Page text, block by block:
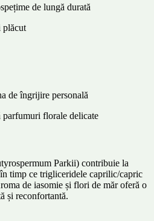
de lungă durată
plăcut
de îngrijire personală
parfumuri florale delicate
Parkii) contribuie la
timp ce trigliceridele caprilic/capric
de iasomie și flori de măr oferă o
și reconfortantă.